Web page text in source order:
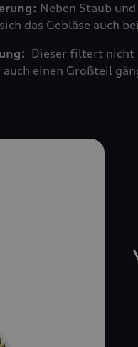
Neben Staub
das Gebläse auch
Dieser filtert nicht
einen Großteil